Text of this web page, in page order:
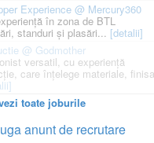
Experience @ Mercury360
în zona de BTL
standuri și plasări... [detalii]
@ Godmother
versatil, cu experiență
care înțelege materiale,
toate joburile
anunt de recrutare